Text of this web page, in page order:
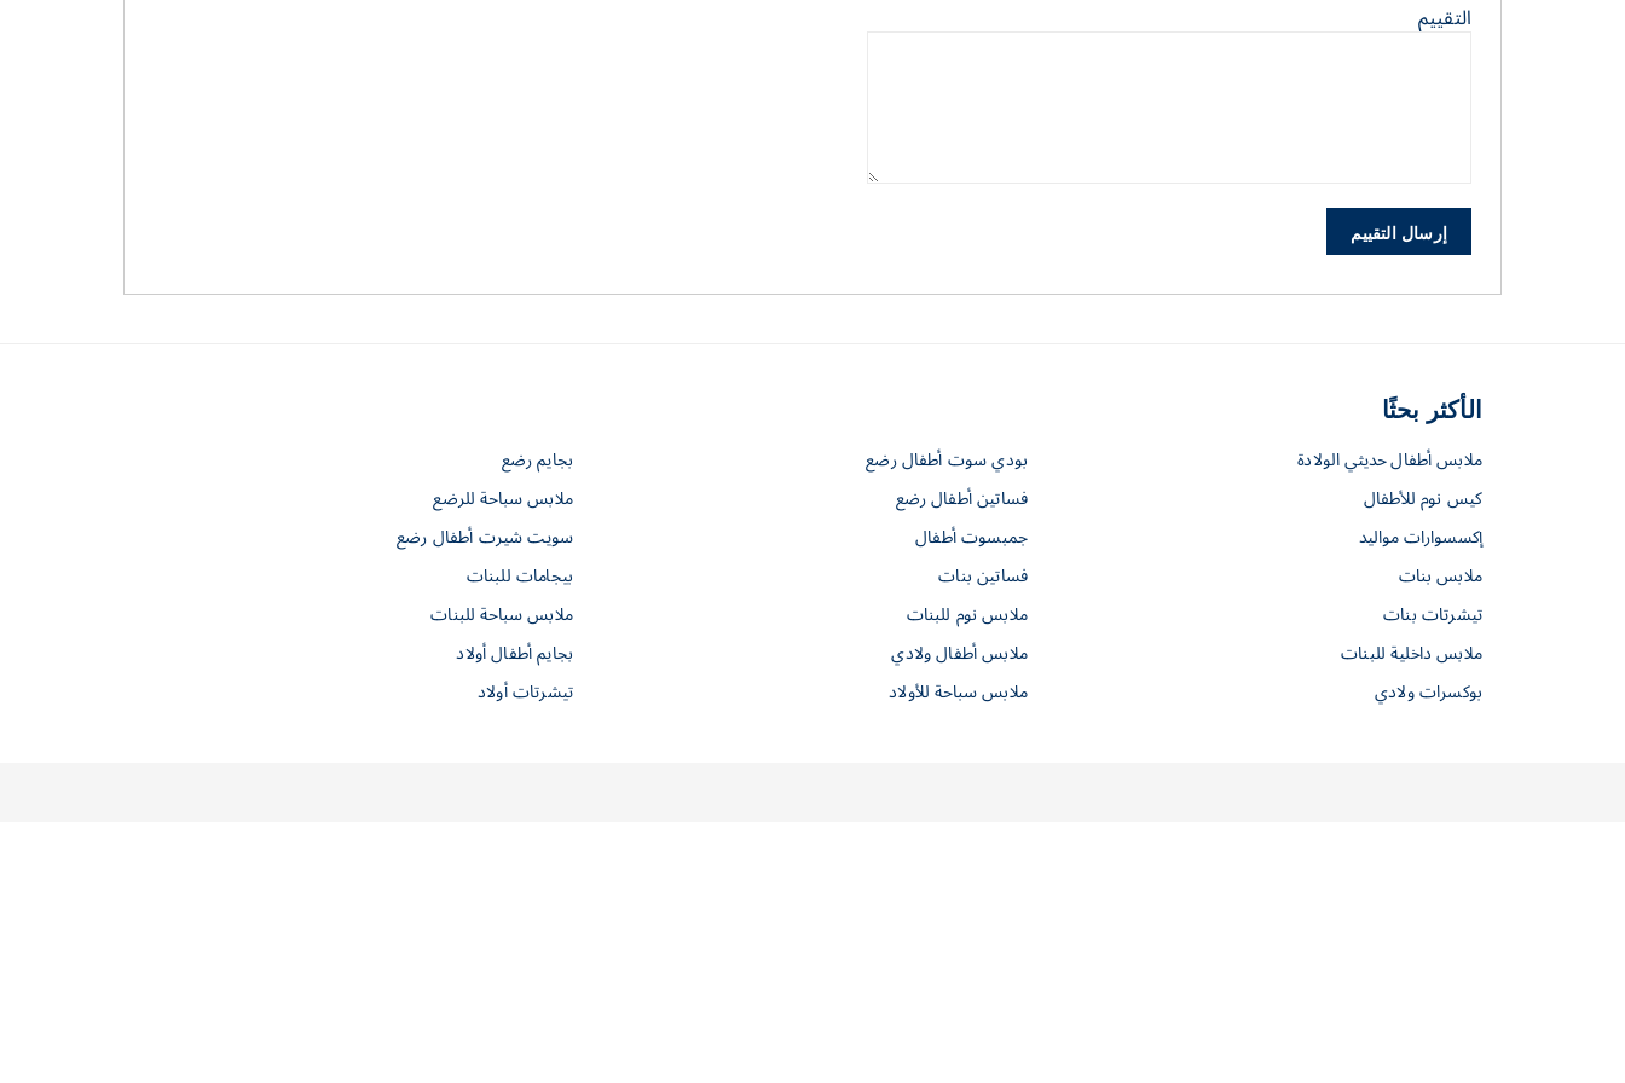
التقييم
إرسال التقييم
الأكثر بحثًا
ملابس أطفال حديثي الولادة بودي سوت أطفال رضع
بجايم رضع
كيس نوم للأطفال
فساتين أطفال رضع
ملابس سباحة للرضع
إكسسوارات مواليد
جمبسوت أطفال
سويت شيرت أطفال رضع
ملابس بنات
فساتين بنات
بيجامات للبنات
تيشرتات بنات
ملابس نوم للبنات
ملابس سباحة للبنات
ملابس داخلية للبنات
ملابس أطفال ولادي
بجايم أطفال أولاد
بوكسرات ولادي
ملابس سباحة للأولاد تيشرتات أولاد